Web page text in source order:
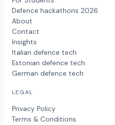
Defence hackathons 2026
About
Contact
Insights
Italian defence tech
Estonian defence tech
German defence tech
LEGAL
Privacy Policy
Terms & Conditions